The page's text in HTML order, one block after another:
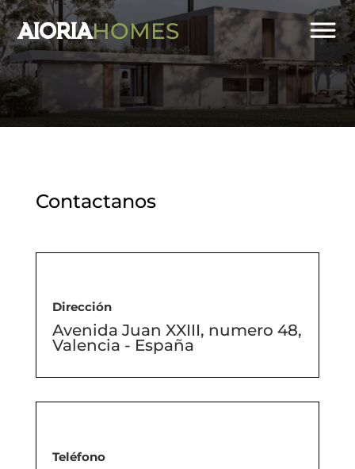
AIORIAHOMES
Contactanos
Dirección
Avenida Juan XXIII, numero 48,
Valencia - España
Teléfono